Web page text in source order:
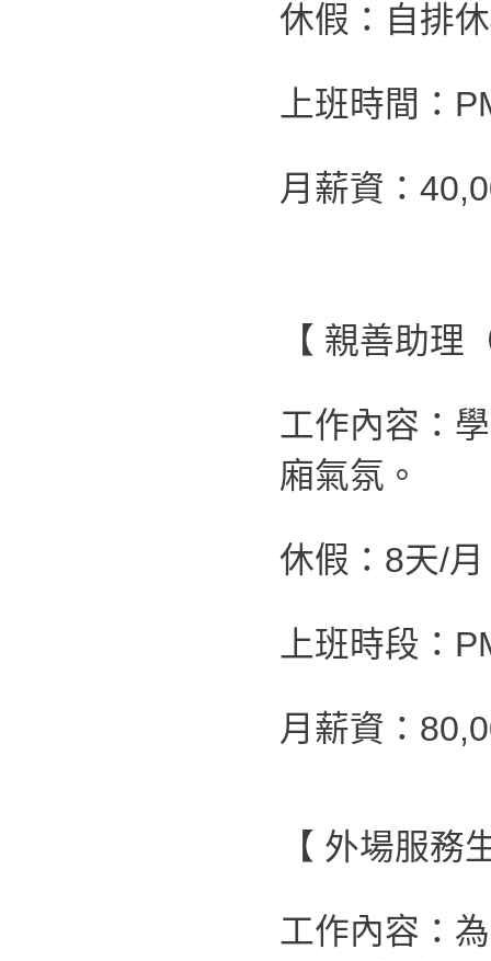
休假：自排
上班時間：
月薪資：
【 親善助理
工作內容：
廂氣氛。
休假：8天/月
上班時段：
月薪資：
【 外場服務
工作內容：